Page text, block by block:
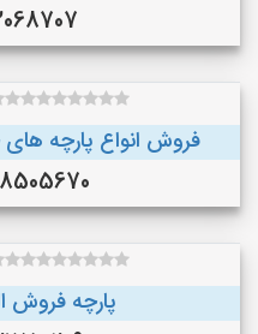
فروش انواع پارچه
09128505670
پارچه فروش